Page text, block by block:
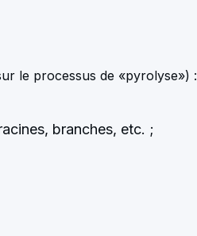
le processus de «pyrolyse») :
branches, etc. ;